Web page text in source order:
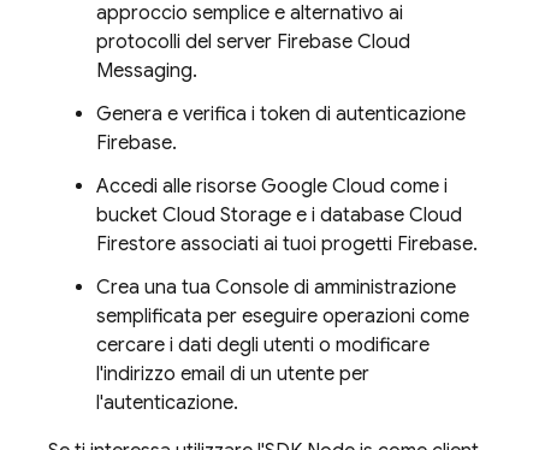
approccio semplice e alternativo ai
protocolli del server Firebase Cloud
Messaging.
Genera e verifica i token di autenticazione
Firebase.
Accedi alle risorse Google Cloud come i
bucket Cloud Storage e i database Cloud
Firestore associati ai tuoi progetti Firebase.
Crea una tua Console di amministrazione
semplificata per eseguire operazioni come
cercare i dati degli utenti o modificare
l'indirizzo email di un utente per
l'autenticazione.